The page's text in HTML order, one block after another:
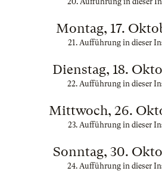
Montag, 17.
21. Aufführung in dieser
Dienstag, 18.
22. Aufführung in dieser
Mittwoch, 26.
23. Aufführung in dieser
Sonntag, 30.
24. Aufführung in dieser